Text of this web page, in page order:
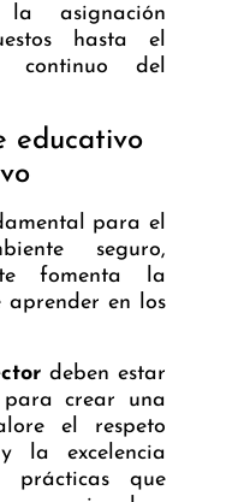
asignación
hasta el
continuo del
educativo
para el
seguro,
fomenta la
aprender en los
deben estar
crear una
el respeto
la excelencia
prácticas que